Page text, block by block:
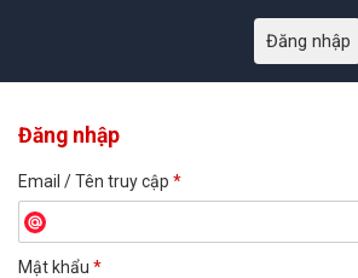
Đăng nhập
Đăng nhập
Email / Tên truy cập *
Mật khẩu *